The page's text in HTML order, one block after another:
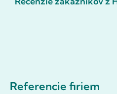
Referencie firiem